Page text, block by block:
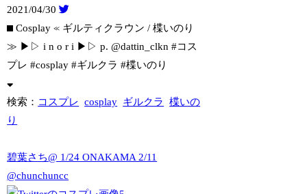
2021/04/30
⬛︎ Cosplay ≪ ギルティクラウン / 楪いのり
≫ ▶︎▷i n o r i ▶︎▷ p. @dattin_clkn #コス
プレ #cosplay #ギルクラ #楪いのり
検索： コスプレ cosplay ギルクラ
楪いの
り
碧葉さち@ 1/24 ONAKAMA 2/11
@chunchuncc